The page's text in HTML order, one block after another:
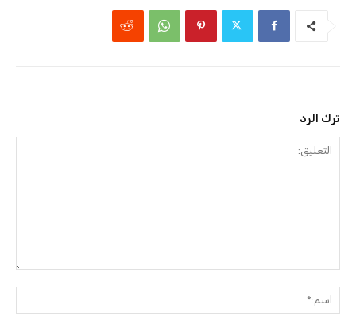
ترك الرد